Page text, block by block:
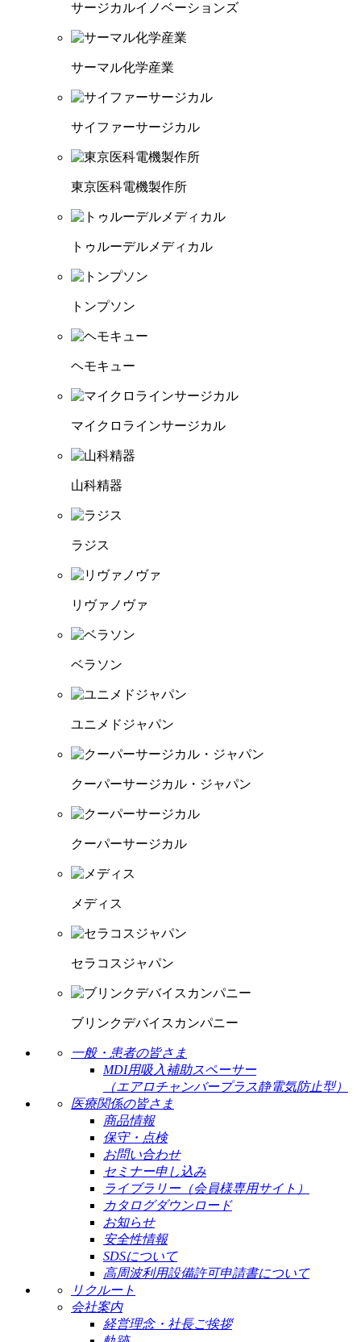
サージカルイノベーションズ
サーマル化学産業
サイファーサージカル
東京医科電機製作所
トゥルーデルメディカル
トンプソン
ヘモキュー
マイクロラインサージカル
山科精器
ラジス
リヴァノヴァ
ベラソン
ユニメドジャパン
クーパーサージカル・ジャパン
クーパーサージカル
メディス
セラコスジャパン
ブリンクデバイスカンパニー
一般・患者の皆さま
MDI用吸入補助スペーサー
（エアロチャンバープラス静電気防止型）
医療関係の皆さま
商品情報
保守・点検
お問い合わせ
セミナー申し込み
ライブラリー（会員様専用サイト）
カタログダウンロード
お知らせ
安全性情報
SDSについて
高周波利用設備許可申請書について
リクルート
会社案内
経営理念・社長ご挨拶